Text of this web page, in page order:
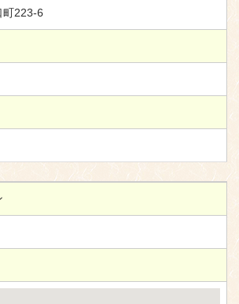
町223-6